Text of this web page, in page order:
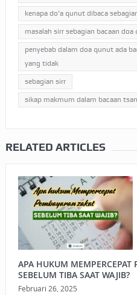
kenapa do'a qunut dibaca
masalah sirr sebagian bacaan doa
penyebab dalam doa qunut ada
yang tidak
sebagian sirr
sikap makmum dalam bacaan
RELATED ARTICLES
APA HUKUM MEMPERCEPAT
SEBELUM TIBA SAAT WAJIB?
Februari 26, 2025